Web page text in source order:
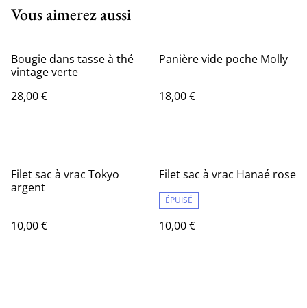
Vous aimerez aussi
Bougie dans tasse à thé
vintage verte
28,00 €
Panière vide poche Molly
18,00 €
Filet sac à vrac Tokyo
argent
10,00 €
Filet sac à vrac Hanaé rose
ÉPUISÉ
10,00 €